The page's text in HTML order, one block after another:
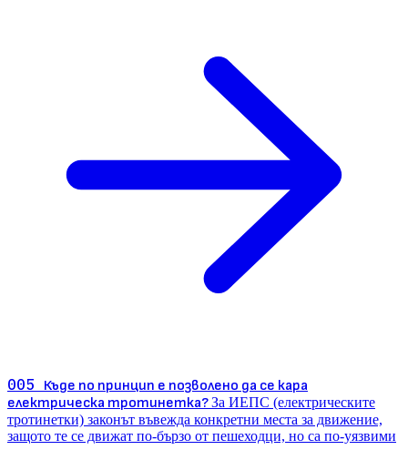
005 Къде по принцип е позволено да се кара
електрическа тротинетка?За ИЕПС (електрическите
тротинетки) законът въвежда конкретни места за движение,
защото те се движат по-бързо от пешеходци, но са по-уязвими